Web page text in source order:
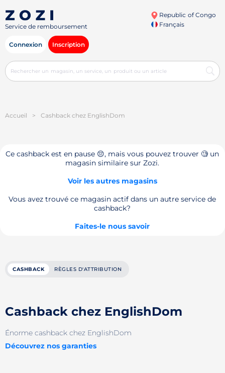
Service de remboursement
Republic of Congo
Français
Connexion Inscription
Accueil > Cashback chez EnglishDom
Ce cashback est en pause 😔, mais vous pouvez trouver 🧐 un
magasin similaire sur Zozi.
Voir les autres magasins
Vous avez trouvé ce magasin actif dans un autre service de
cashback?
Faites-le nous savoir
CASHBACK RÈGLES D'ATTRIBUTION
Cashback chez EnglishDom
Énorme cashback chez EnglishDom
Découvrez nos garanties